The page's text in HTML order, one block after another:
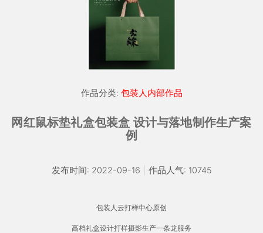
作品分类: 包装人内部作品
网红鼠标垫礼盒包装盒 设计与落地制作生产案
例
发布时间: 2022-09-16 作品人气: 10745
包装人云打样中心原创
高档礼盒设计打样摄影生产一条龙服务